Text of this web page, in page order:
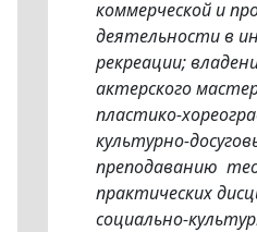
коммерческой и
деятельности в
рекреации;
актерского
пластико-
культурно-
преподаванию
практических
социально-